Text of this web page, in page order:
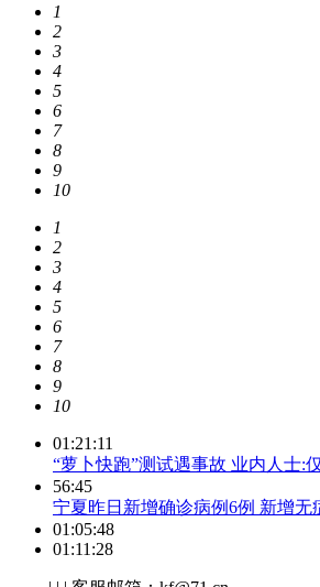
1
2
3
4
5
6
7
8
9
10
1
2
3
4
5
6
7
8
9
10
01:21:11
“萝卜快跑”测试遇事故 业内人士:
56:45
宁夏昨日新增确诊病例6例 新增无
01:05:48
01:11:28